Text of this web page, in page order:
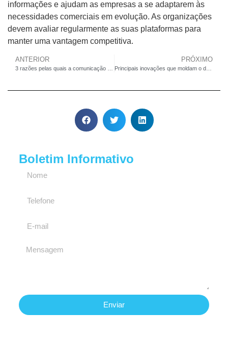
informações e ajudam as empresas a se adaptarem às
necessidades comerciais em evolução. As organizações
devem avaliar regularmente as suas plataformas para
manter uma vantagem competitiva.
ANTERIOR PRÓXIMO
Principais inovações que moldam o desenvolvimento de novos produtos e a adaptação ao mercado
Boletim Informativo
Enviar